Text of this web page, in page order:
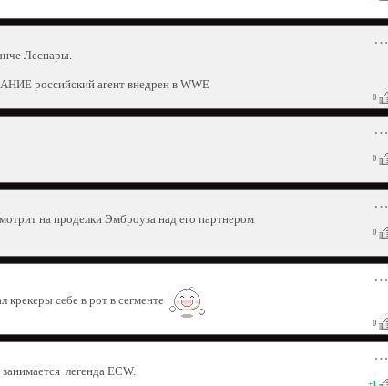
⋯
Леснары.
российский агент внедрен в WWE
0
⋯
0
⋯
на проделки Эмброуза над его партнером
0
⋯
себе в рот в сегменте
0
⋯
легенда ECW.
+1